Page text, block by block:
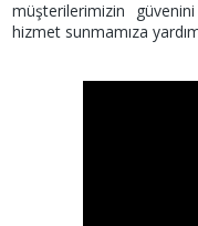
müşterilerimizin
hizmet sunmamıza